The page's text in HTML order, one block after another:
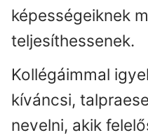
képességeiknek
teljesíthessenek.
Kollégáimmal
kíváncsi,
nevelni, akik